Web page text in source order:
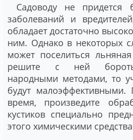
Садоводу не придется
заболеваний и
обладает достаточно
ним. Однако в некоторых
может поселиться
решите с ней
народными методами, то
будут малоэффективными.
время, произведите
кустиков специально
этого химическими